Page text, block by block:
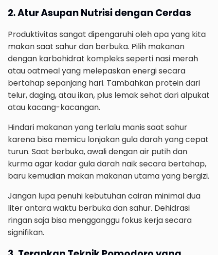
2. Atur Asupan Nutrisi dengan Cerdas
Produktivitas sangat dipengaruhi oleh apa yang kita
makan saat sahur dan berbuka. Pilih makanan
dengan karbohidrat kompleks seperti nasi merah
atau oatmeal yang melepaskan energi secara
bertahap sepanjang hari. Tambahkan protein dari
telur, daging, atau ikan, plus lemak sehat dari alpukat
atau kacang-kacangan.
Hindari makanan yang terlalu manis saat sahur
karena bisa memicu lonjakan gula darah yang cepat
turun. Saat berbuka, awali dengan air putih dan
kurma agar kadar gula darah naik secara bertahap,
baru kemudian makan makanan utama yang bergizi.
Jangan lupa penuhi kebutuhan cairan minimal dua
liter antara waktu berbuka dan sahur. Dehidrasi
ringan saja bisa mengganggu fokus kerja secara
signifikan.